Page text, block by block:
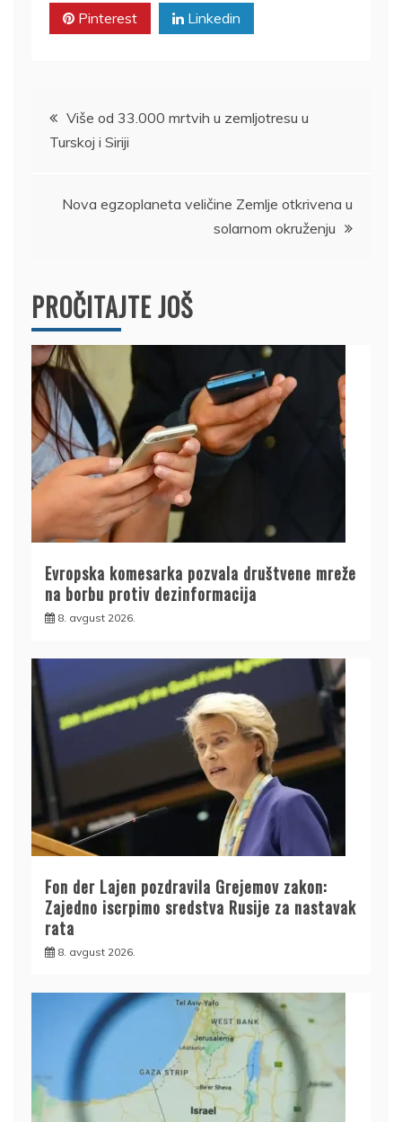
Pinterest Linkedin
Kretanje
članka
Više od 33.000 mrtvih u zemljotresu u
Turskoj i Siriji
Nova egzoplaneta veličine Zemlje otkrivena u
solarnom okruženju
PROČITAJTE JOŠ
Evropska komesarka pozvala društvene mreže
na borbu protiv dezinformacija
8. avgust 2026.
Fon der Lajen pozdravila Grejemov zakon:
Zajedno iscrpimo sredstva Rusije za nastavak
rata
8. avgust 2026.